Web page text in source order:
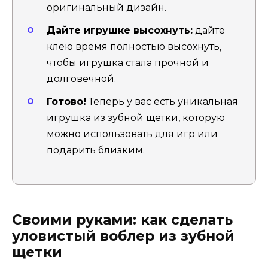
оригинальный дизайн.
Дайте игрушке высохнуть: дайте
клею время полностью высохнуть,
чтобы игрушка стала прочной и
долговечной.
Готово! Теперь у вас есть уникальная
игрушка из зубной щетки, которую
можно использовать для игр или
подарить близким.
Своими руками: как сделать
уловистый воблер из зубной
щетки